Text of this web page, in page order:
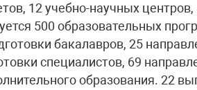
12 учебно-научных
500 образовательных
бакалавров, 25
специалистов, 69
образования. 22